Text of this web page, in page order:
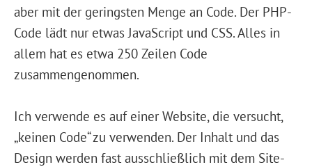
aber mit der geringsten Menge an Code. Der PHP-
Code lädt nur etwas JavaScript und CSS. Alles in
allem hat es etwa 250 Zeilen Code
zusammengenommen.
Ich verwende es auf einer Website, die versucht,
„keinen Code“ zu verwenden. Der Inhalt und das
Design werden fast ausschließlich mit dem Site-